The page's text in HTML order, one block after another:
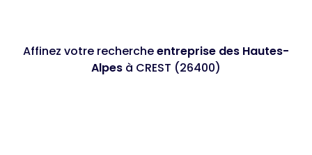
Affinez votre rechercheentreprise des Hautes-
Alpes à CREST (26400)